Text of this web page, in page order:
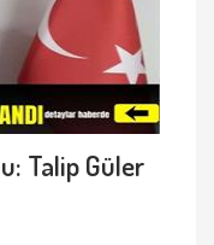
Talip Güler